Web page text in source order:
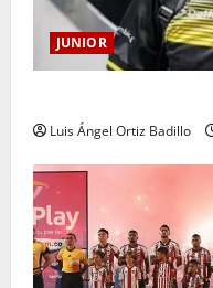
JUNIOR
Luis Ángel Ortiz Badillo